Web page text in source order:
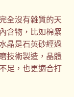
全沒有雜質的天
含物，比如棉絮
晶是石英砂經過
技術製造，晶體
足，也更適合打